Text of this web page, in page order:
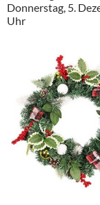
Donnerstag, 5.
Uhr